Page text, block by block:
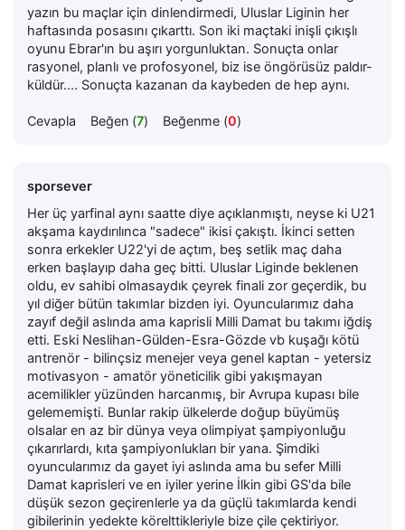
yazın bu maçlar için dinlendirmedi, Uluslar Liginin her
haftasında posasını çıkarttı. Son iki maçtaki inişli çıkışlı
oyunu Ebrar'ın bu aşırı yorgunluktan. Sonuçta onlar
rasyonel, planlı ve profosyonel, biz ise öngörüsüz paldır-
küldür.... Sonuçta kazanan da kaybeden de hep aynı.
Cevapla Beğen (7) Beğenme (0)
sporsever
Her üç yarfinal aynı saatte diye açıklanmıştı, neyse ki U21
akşama kaydırılınca "sadece" ikisi çakıştı. İkinci setten
sonra erkekler U22'yi de açtım, beş setlik maç daha
erken başlayıp daha geç bitti. Uluslar Liginde beklenen
oldu, ev sahibi olmasaydık çeyrek finali zor geçerdik, bu
yıl diğer bütün takımlar bizden iyi. Oyuncularımız daha
zayıf değil aslında ama kaprisli Milli Damat bu takımı iğdiş
etti. Eski Neslihan-Gülden-Esra-Gözde vb kuşağı kötü
antrenör - bilinçsiz menejer veya genel kaptan - yetersiz
motivasyon - amatör yöneticilik gibi yakışmayan
acemilikler yüzünden harcanmış, bir Avrupa kupası bile
gelememişti. Bunlar rakip ülkelerde doğup büyümüş
olsalar en az bir dünya veya olimpiyat şampiyonluğu
çıkarırlardı, kıta şampiyonlukları bir yana. Şimdiki
oyuncularımız da gayet iyi aslında ama bu sefer Milli
Damat kaprisleri ve en iyiler yerine İlkin gibi GS'da bile
düşük sezon geçirenlerle ya da güçlü takımlarda kendi
gibilerinin yedekte körelttikleriyle bize çile çektiriyor.